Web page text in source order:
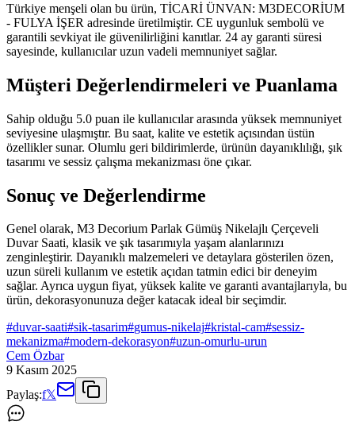
Türkiye menşeli olan bu ürün, TİCARİ ÜNVAN: M3DECORİUM
- FULYA İŞER adresinde üretilmiştir. CE uygunluk sembolü ve
garantili sevkiyat ile güvenilirliğini kanıtlar. 24 ay garanti süresi
sayesinde, kullanıcılar uzun vadeli memnuniyet sağlar.
Müşteri Değerlendirmeleri ve Puanlama
Sahip olduğu 5.0 puan ile kullanıcılar arasında yüksek memnuniyet
seviyesine ulaşmıştır. Bu saat, kalite ve estetik açısından üstün
özellikler sunar. Olumlu geri bildirimlerde, ürünün dayanıklılığı, şık
tasarımı ve sessiz çalışma mekanizması öne çıkar.
Sonuç ve Değerlendirme
Genel olarak, M3 Decorium Parlak Gümüş Nikelajlı Çerçeveli
Duvar Saati, klasik ve şık tasarımıyla yaşam alanlarınızı
zenginleştirir. Dayanıklı malzemeleri ve detaylara gösterilen özen,
uzun süreli kullanım ve estetik açıdan tatmin edici bir deneyim
sağlar. Ayrıca uygun fiyat, yüksek kalite ve garanti avantajlarıyla, bu
ürün, dekorasyonunuza değer katacak ideal bir seçimdir.
#duvar-saati#sik-tasarim#gumus-nikelaj#kristal-cam#sessiz-
mekanizma#modern-dekorasyon#uzun-omurlu-urun
Cem Özbar
9 Kasım 2025
Paylaş:f𝕏